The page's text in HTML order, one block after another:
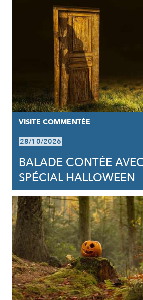
VISITE COMMENTÉE
28/10/2026
BALADE CONTÉE
SPÉCIAL HALLOWEEN